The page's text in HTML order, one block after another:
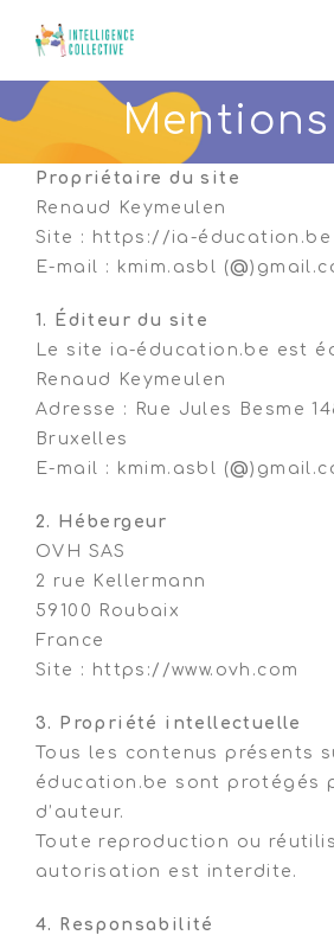
Propriétaire du site
Renaud Keymeulen
Site : https://ia-éducation.be
E-mail : kmim.asbl (@
1. Éditeur du site
Le site ia-éducation.be est
Renaud Keymeulen
Adresse : Rue Jules Besme
Bruxelles
E-mail : kmim.asbl (@
2. Hébergeur
OVH SAS
2 rue Kellermann
59100 Roubaix
France
Site : https://www.ovh.com
3. Propriété intellectuelle
Tous les contenus présents
éducation.be sont protégés
d’auteur.
Toute reproduction ou
autorisation est interdite.
4. Responsabilité